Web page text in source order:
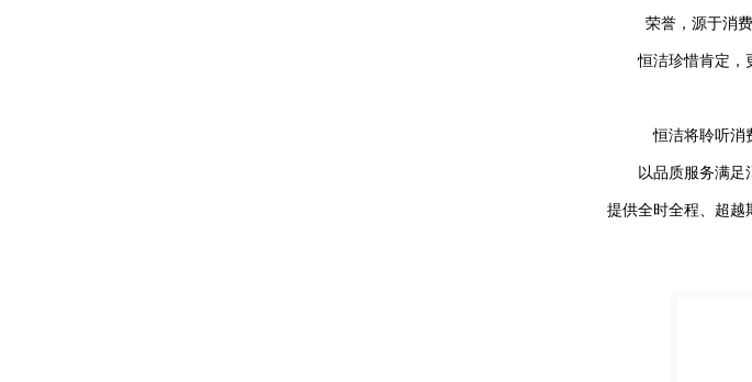
荣誉，源于消
恒洁珍惜肯定，
恒洁将聆听消
以品质服务满足
提供全时全程、超越